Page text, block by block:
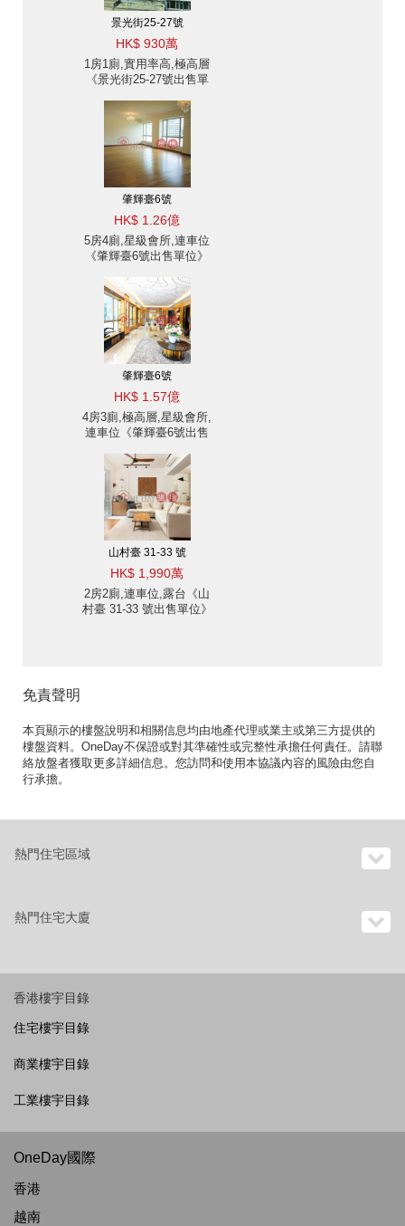
景光街25-27號
HK$ 930萬
1房1廁,實用率高,極高層
《景光街25-27號出售單
肇輝臺6號
HK$ 1.26億
5房4廁,星級會所,連車位
《肇輝臺6號出售單位》
肇輝臺6號
HK$ 1.57億
4房3廁,極高層,星級會所,
連車位《肇輝臺6號出售
山村臺 31-33 號
HK$ 1,990萬
2房2廁,連車位,露台《山
村臺 31-33 號出售單位》
免責聲明
本頁顯示的樓盤說明和相關信息均由地產代理或業主或第三方提供的
樓盤資料。OneDay不保證或對其準確性或完整性承擔任何責任。請聯
絡放盤者獲取更多詳細信息。您訪問和使用本協議內容的風險由您自
行承擔。
熱門住宅區域
熱門住宅大廈
香港樓宇目錄
住宅樓宇目錄
商業樓宇目錄
工業樓宇目錄
OneDay國際
香港
越南